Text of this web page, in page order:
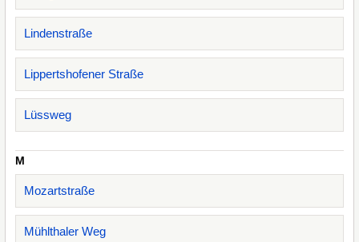
Lindenstraße
Lippertshofener Straße
Lüssweg
M
Mozartstraße
Mühlthaler Weg